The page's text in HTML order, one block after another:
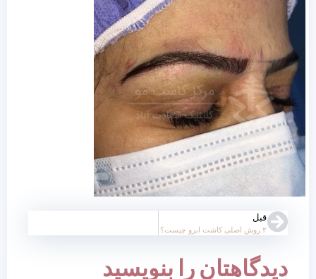
قبل
۲ روش اصلی کاشت ابرو چیست؟
دیدگاهتان را بنویسید